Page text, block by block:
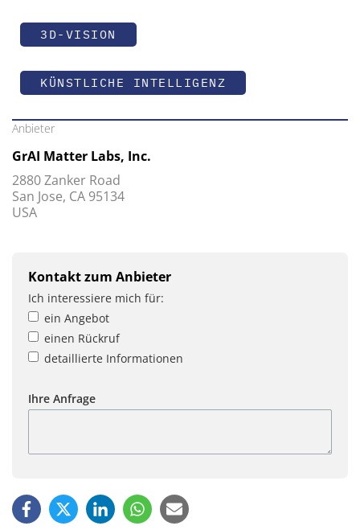
3D-VISION
KÜNSTLICHE INTELLIGENZ
Anbieter
GrAI Matter Labs, Inc.
2880 Zanker Road
San Jose, CA 95134
USA
Kontakt zum Anbieter
Ich interessiere mich für:
ein Angebot
einen Rückruf
detaillierte Informationen
Ihre Anfrage